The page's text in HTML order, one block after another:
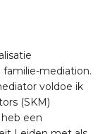
familie-mediation.
voldoe ik
(SKM)
een